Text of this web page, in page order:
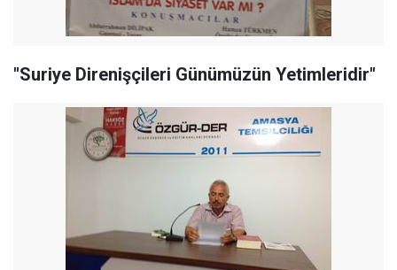
"Suriye Direnişçileri Günümüzün Yetimleridir"